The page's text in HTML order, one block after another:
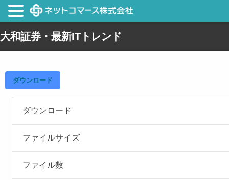
大和証券・最新ITトレンド
ダウンロード
ダウンロード
ファイルサイズ
ファイル数